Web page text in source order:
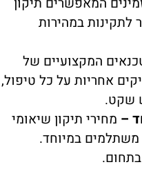
לתקינות במהירות
המקצועיים של
אחריות על כל טיפול,
שקט.
– מחירי תיקון שיאומי
במיוחד.